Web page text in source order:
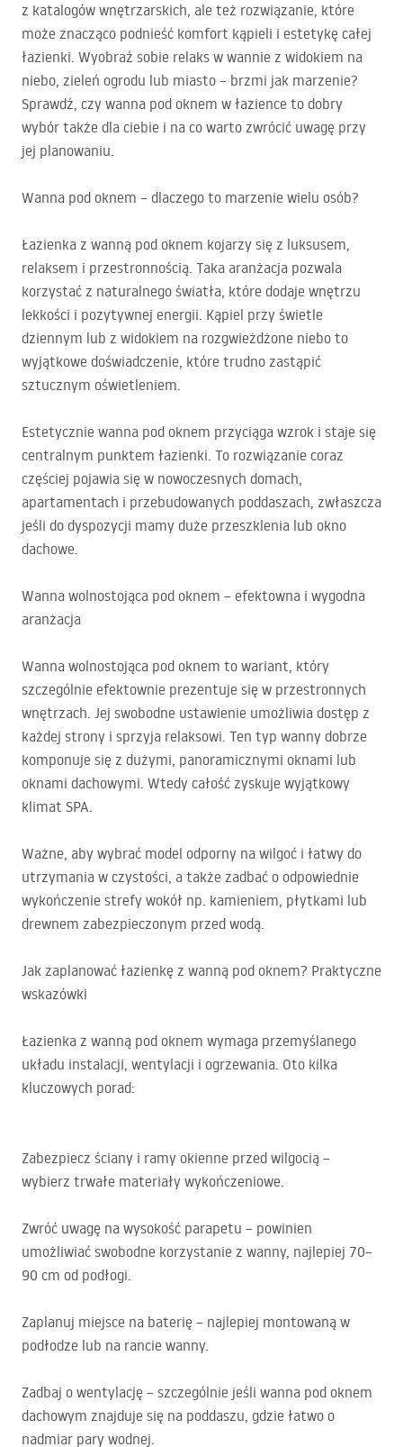
z katalogów wnętrzarskich, ale też rozwiązanie, które
może znacząco podnieść komfort kąpieli i estetykę całej
łazienki. Wyobraź sobie relaks w wannie z widokiem na
niebo, zieleń ogrodu lub miasto – brzmi jak marzenie?
Sprawdź, czy wanna pod oknem w łazience to dobry
wybór także dla ciebie i na co warto zwrócić uwagę przy
jej planowaniu.
Wanna pod oknem – dlaczego to marzenie wielu osób?
Łazienka z wanną pod oknem kojarzy się z luksusem,
relaksem i przestronnością. Taka aranżacja pozwala
korzystać z naturalnego światła, które dodaje wnętrzu
lekkości i pozytywnej energii. Kąpiel przy świetle
dziennym lub z widokiem na rozgwieżdżone niebo to
wyjątkowe doświadczenie, które trudno zastąpić
sztucznym oświetleniem.
Estetycznie wanna pod oknem przyciąga wzrok i staje się
centralnym punktem łazienki. To rozwiązanie coraz
częściej pojawia się w nowoczesnych domach,
apartamentach i przebudowanych poddaszach, zwłaszcza
jeśli do dyspozycji mamy duże przeszklenia lub okno
dachowe.
Wanna wolnostojąca pod oknem – efektowna i wygodna
aranżacja
Wanna wolnostojąca pod oknem to wariant, który
szczególnie efektownie prezentuje się w przestronnych
wnętrzach. Jej swobodne ustawienie umożliwia dostęp z
każdej strony i sprzyja relaksowi. Ten typ wanny dobrze
komponuje się z dużymi, panoramicznymi oknami lub
oknami dachowymi. Wtedy całość zyskuje wyjątkowy
klimat SPA.
Ważne, aby wybrać model odporny na wilgoć i łatwy do
utrzymania w czystości, a także zadbać o odpowiednie
wykończenie strefy wokół np. kamieniem, płytkami lub
drewnem zabezpieczonym przed wodą.
Jak zaplanować łazienkę z wanną pod oknem? Praktyczne
wskazówki
Łazienka z wanną pod oknem wymaga przemyślanego
układu instalacji, wentylacji i ogrzewania. Oto kilka
kluczowych porad:
Zabezpiecz ściany i ramy okienne przed wilgocią –
wybierz trwałe materiały wykończeniowe.
Zwróć uwagę na wysokość parapetu – powinien
umożliwiać swobodne korzystanie z wanny, najlepiej 70–
90 cm od podłogi.
Zaplanuj miejsce na baterię – najlepiej montowaną w
podłodze lub na rancie wanny.
Zadbaj o wentylację – szczególnie jeśli wanna pod oknem
dachowym znajduje się na poddaszu, gdzie łatwo o
nadmiar pary wodnej.